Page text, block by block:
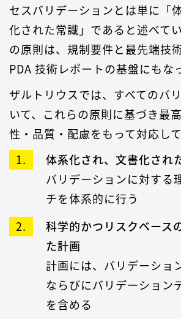
セスバリデーションとは単に「
化された常識」であると述べて
の原則は、規制要件と最先端技
PDA 技術レポートの基盤にもな
ザルトリウスでは、すべてのバ
いて、これらの原則に基づき最
性・品質・配慮をもって対応して
体系化され、文書化され
バリデーションに対する
チを体系的に行う
科学的かつリスクベース
た計画
計画には、バリデーショ
ならびにバリデーション
を含める